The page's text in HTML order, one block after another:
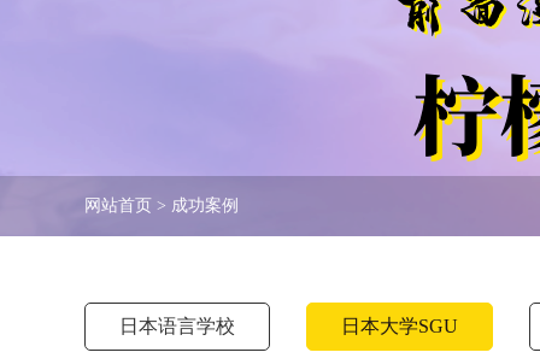
网站首页 > 成功案例
日本语言学校 日本大学SGU